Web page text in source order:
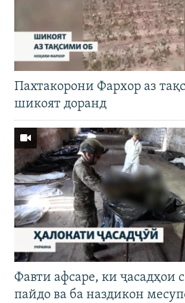
Пахтакорони Фархор аз
шикоят доранд
Фавти афсаре, ки ҷасадҳои
пайдо ва ба наздикон